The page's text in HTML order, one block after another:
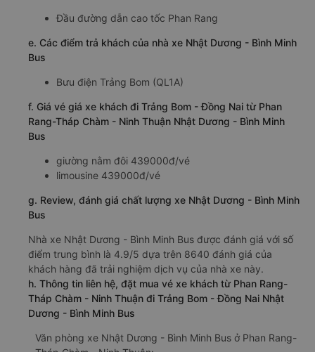
Đầu đường dẫn cao tốc Phan Rang
e. Các điểm trả khách của nhà xe Nhật Dương - Bình Minh
Bus
Bưu điện Trảng Bom (QL1A)
f. Giá vé giá xe khách đi Trảng Bom - Đồng Nai từ Phan
Rang-Tháp Chàm - Ninh Thuận Nhật Dương - Bình Minh
Bus
giường nằm đôi 439000đ/vé
limousine 439000đ/vé
g. Review, đánh giá chất lượng xe Nhật Dương - Bình Minh
Bus
Nhà xe Nhật Dương - Bình Minh Bus được đánh giá với số
điểm trung bình là 4.9/5 dựa trên 8640 đánh giá của
khách hàng đã trải nghiệm dịch vụ của nhà xe này.
h. Thông tin liên hệ, đặt mua vé xe khách từ Phan Rang-
Tháp Chàm - Ninh Thuận đi Trảng Bom - Đồng Nai Nhật
Dương - Bình Minh Bus
Văn phòng xe Nhật Dương - Bình Minh Bus ở Phan Rang-